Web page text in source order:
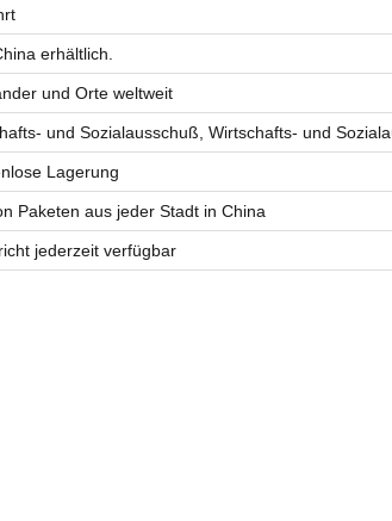
erhältlich.
und Orte weltweit
und Sozialausschuß, Wirtschafts- und
Lagerung
Paketen aus jeder Stadt in China
jederzeit verfügbar